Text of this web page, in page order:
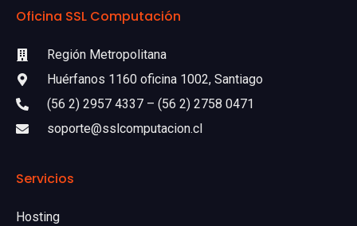
Oficina SSL Computación
Región Metropolitana
Huérfanos 1160 oficina 1002, Santiago
(56 2) 2957 4337 – (56 2) 2758 0471
soporte@sslcomputacion.cl
Servicios
Hosting